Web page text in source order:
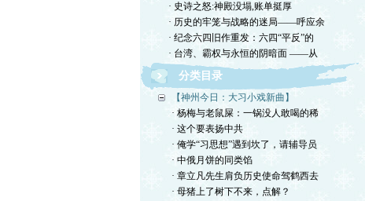
· 史诗之怒:神殿没塌,账单挺厚
· 历史的牢笼与战略的迷局——呼应余
· 纪念六四旧作重发：六四“平反”的
· 台湾、霸权与永恒的阴暗面 ——从
分类目录
【神州今日：大习小戏新曲】
· 杨梅与老鼠屎：一锅没人敢喝的稀
· 这个要表扬中共
· 俺学“习思想”遇到坎了，请辅导员
· 中俄月饼的同类馅
· 章立凡先生肩负历史使命驾鹤西去
· 母猪上了树下不来，点解？